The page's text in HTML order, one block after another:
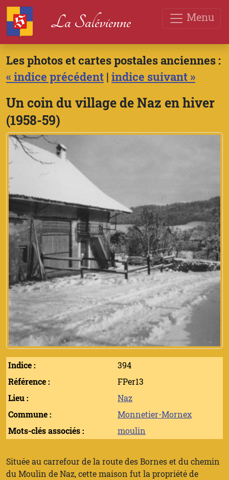
Menu
La Salévienne
Les photos et cartes postales anciennes :
« indice précédent | indice suivant »
Un coin du village de Naz en hiver
(1958-59)
Indice :
394
Référence :
FPer13
Lieu :
Naz
Commune :
Monnetier-Mornex
Mots-clés associés :
moulin
Située au carrefour de la route des Bornes et du chemin
du Moulin de Naz, cette maison fut la propriété de